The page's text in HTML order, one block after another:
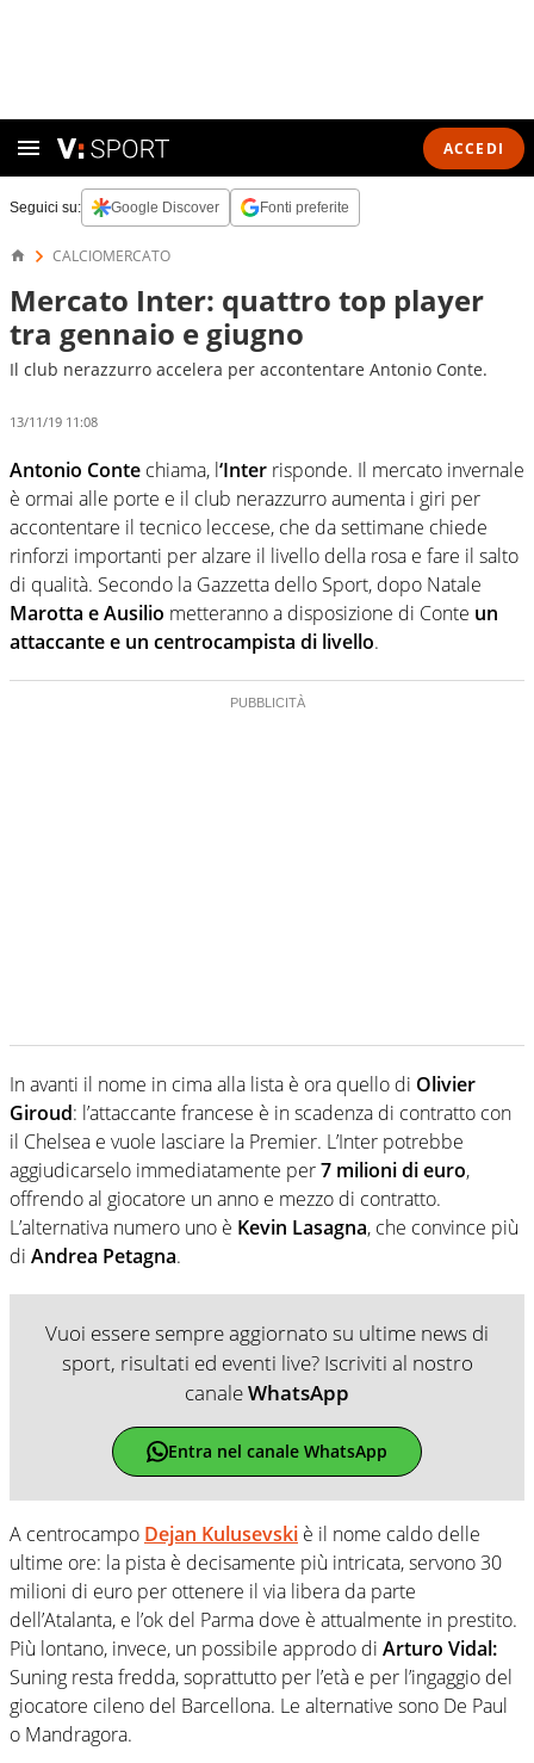
ACCEDI
Seguici su: Google Discover Fonti preferite
CALCIOMERCATO
Mercato Inter: quattro top player
tra gennaio e giugno
Il club nerazzurro accelera per accontentare Antonio Conte.
13/11/19 11:08
Antonio Conte chiama, l‘Inter risponde. Il mercato invernale
è ormai alle porte e il club nerazzurro aumenta i giri per
accontentare il tecnico leccese, che da settimane chiede
rinforzi importanti per alzare il livello della rosa e fare il salto
di qualità. Secondo la Gazzetta dello Sport, dopo Natale
Marotta e Ausilio metteranno a disposizione di Conte un
attaccante e un centrocampista di livello.
In avanti il nome in cima alla lista è ora quello di Olivier
Giroud: l’attaccante francese è in scadenza di contratto con
il Chelsea e vuole lasciare la Premier. L’Inter potrebbe
aggiudicarselo immediatamente per7 milioni di euro,
offrendo al giocatore un anno e mezzo di contratto.
L’alternativa numero uno è Kevin Lasagna, che convince più
di Andrea Petagna.
Vuoi essere sempre aggiornato su ultime news di
sport, risultati ed eventi live? Iscriviti al nostro
canaleWhatsApp
Entra nel canale WhatsApp
A centrocampo Dejan Kulusevski è il nome caldo delle
ultime ore: la pista è decisamente più intricata, servono 30
milioni di euro per ottenere il via libera da parte
dell’Atalanta, e l’ok del Parma dove è attualmente in prestito.
Più lontano, invece, un possibile approdo di Arturo Vidal:
Suning resta fredda, soprattutto per l’età e per l’ingaggio del
giocatore cileno del Barcellona. Le alternative sono De Paul
o Mandragora.